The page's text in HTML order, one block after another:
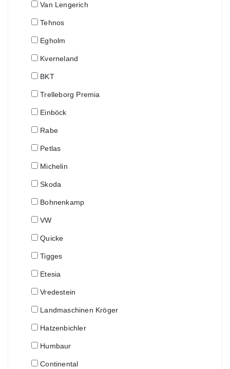
Van Lengerich
Tehnos
Egholm
Kverneland
BKT
Trelleborg Premia
Einböck
Rabe
Petlas
Michelin
Skoda
Bohnenkamp
VW
Quicke
Tigges
Etesia
Vredestein
Landmaschinen Kröger
Hatzenbichler
Humbaur
Continental